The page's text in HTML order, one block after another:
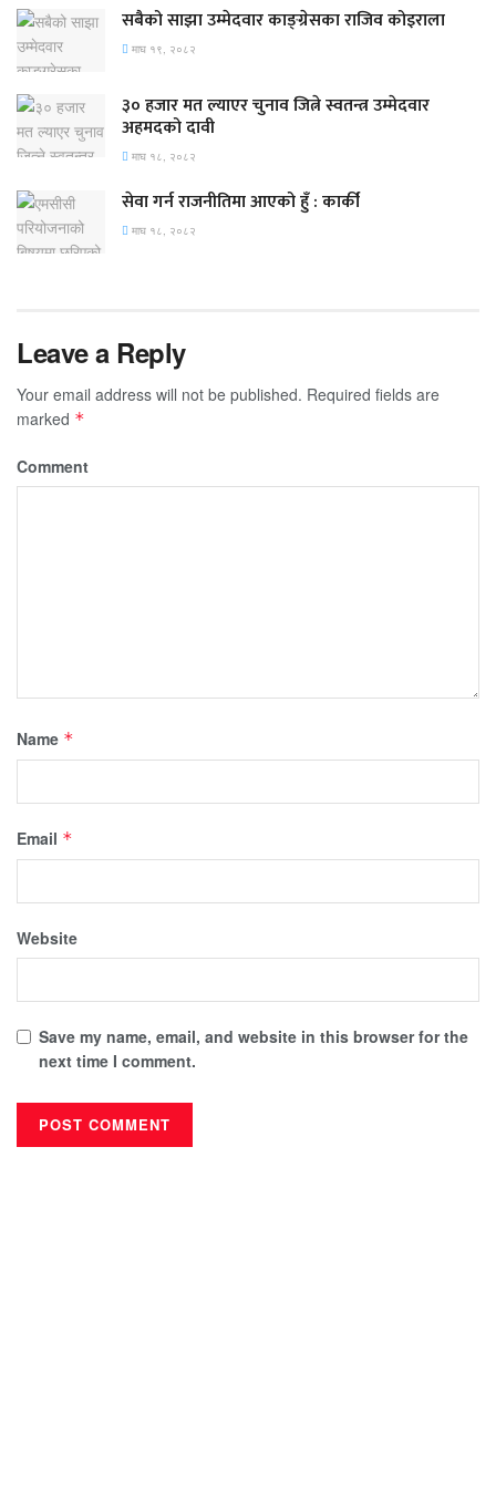
सबैको साझा उम्मेदवार काङ्ग्रेसका राजिव कोइराला
माघ १९, २०८२
३० हजार मत ल्याएर चुनाव जित्ने स्वतन्त्र उम्मेदवार
अहमदको दावी
माघ १८, २०८२
सेवा गर्न राजनीतिमा आएको हुँ : कार्की
माघ १८, २०८२
Leave a Reply
Your email address will not be published. Required fields are
marked *
Comment
Name *
Email *
Website
Save my name, email, and website in this browser for the
next time I comment.